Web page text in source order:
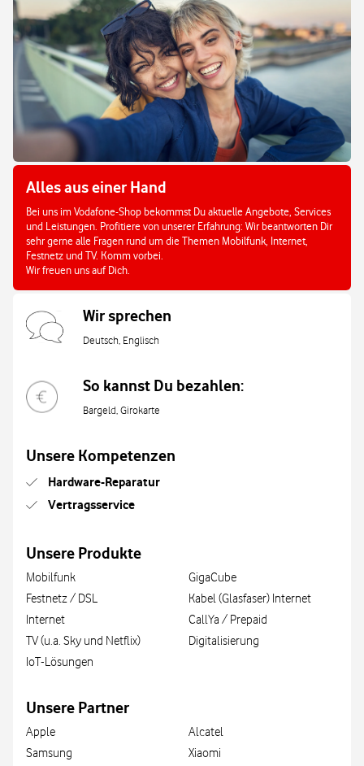
Alles aus einer Hand
Bei uns im Vodafone-Shop bekommst Du aktuelle Angebote, Services
und Leistungen. Profitiere von unserer Erfahrung: Wir beantworten Dir
sehr gerne alle Fragen rund um die Themen Mobilfunk, Internet,
Festnetz und TV. Komm vorbei.
Wir freuen uns auf Dich.
Wir sprechen
Deutsch, Englisch
So kannst Du bezahlen:
Bargeld, Girokarte
Unsere Kompetenzen
Hardware-Reparatur
Vertragsservice
Unsere Produkte
Mobilfunk
Festnetz / DSL
Internet
TV (u.a. Sky und Netflix)
IoT-Lösungen
GigaCube
Kabel (Glasfaser) Internet
CallYa / Prepaid
Digitalisierung
Unsere Partner
Apple
Samsung
Alcatel
Xiaomi